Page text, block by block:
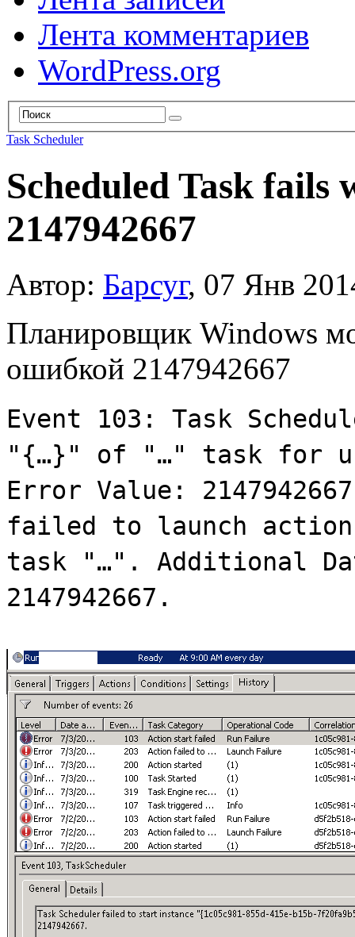
Лента комментариев
WordPress.org
Task Scheduler
Scheduled Task fails
2147942667
Автор: Барсуг, 07 Янв
Планировщик Windows
ошибкой 2147942667
Event 103: Task
"{…}" of "…" task for
Error Value:
failed to launch
task "…". Additional
2147942667.